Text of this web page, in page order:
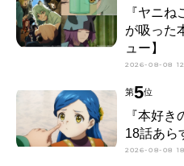
『ヤニ
が吸った
ュー】
2026-08-08
第5位
『本好
18話あら
2026-08-08